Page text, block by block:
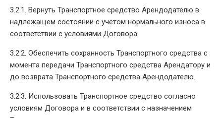
3.2.1. Вернуть Транспортное средство Арендодателю в
надлежащем состоянии с учетом нормального износа в
соответствии с условиями Договора.
3.2.2. Обеспечить сохранность Транспортного средства с
момента передачи Транспортного средства Арендатору и
до возврата Транспортного средства Арендодателю.
3.2.3. Использовать Транспортное средство согласно
условиям Договора и в соответствии с назначением